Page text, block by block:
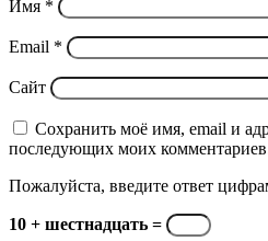
Имя *
Email *
Сайт
Сохранить моё имя, email и
последующих моих
Пожалуйста, введите ответ
10 + шестнадцать =